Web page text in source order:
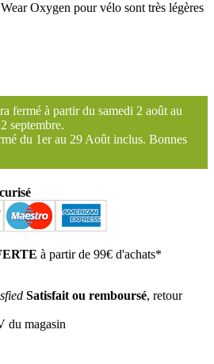
Oxygen pour vélo sont très légères
fermé à partir du samedi 2 août au
septembre.
du 1er au 29 Août inclus. Bonnes
à partir de 99€ d'achats*
Satisfait ou remboursé, retour
du magasin